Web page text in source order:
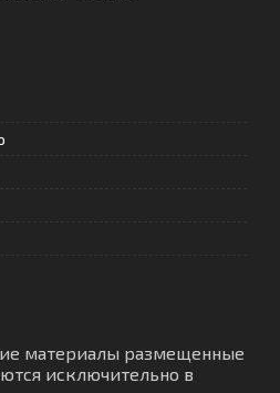
материалы размещенные
исключительно в